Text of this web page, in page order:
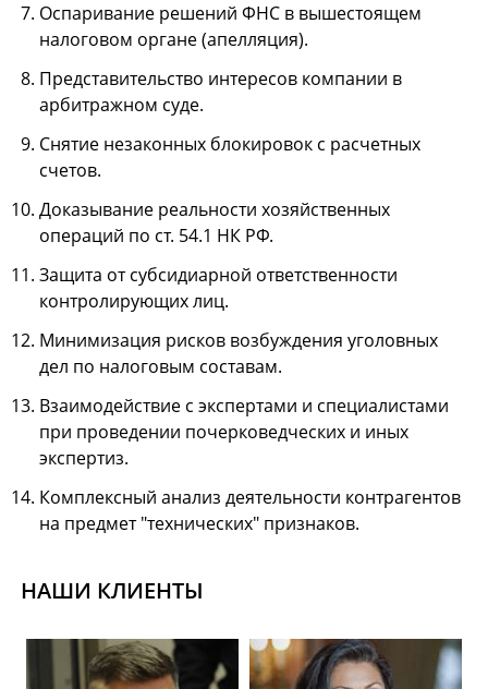
Оспаривание решений ФНС в вышестоящем
налоговом органе (апелляция).
Представительство интересов компании в
арбитражном суде.
Снятие незаконных блокировок с расчетных
счетов.
Доказывание реальности хозяйственных
операций по ст. 54.1 НК РФ.
Защита от субсидиарной ответственности
контролирующих лиц.
Минимизация рисков возбуждения уголовных
дел по налоговым составам.
Взаимодействие с экспертами и специалистами
при проведении почерковедческих и иных
экспертиз.
Комплексный анализ деятельности контрагентов
на предмет "технических" признаков.
НАШИ КЛИЕНТЫ